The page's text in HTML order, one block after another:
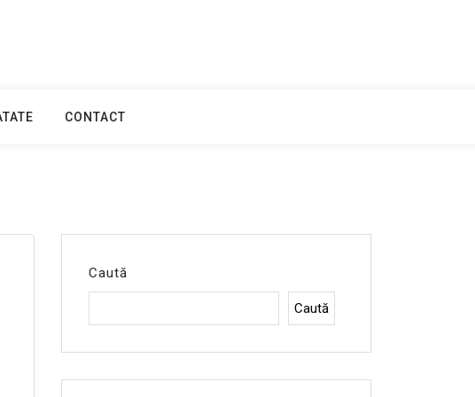
CONTACT
Caută
Caută